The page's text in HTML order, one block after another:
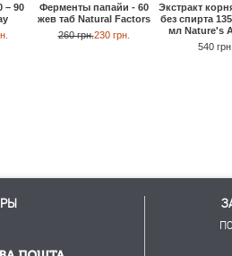
– 90
Ферменты папайи - 60
жев таб Natural Factors
260 грн.230 грн.
Экстракт
без спирта
мл Nature's
540 грн.